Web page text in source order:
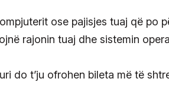
ose pajisjes tuaj që po
rajonin tuaj dhe sistemin
do t’ju ofrohen bileta më të